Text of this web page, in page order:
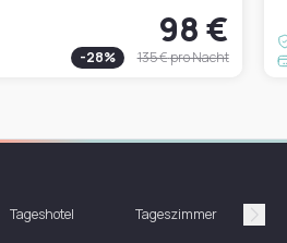
98 €
-28% 135 €pro Nacht
Tageshotel Tageszimmer